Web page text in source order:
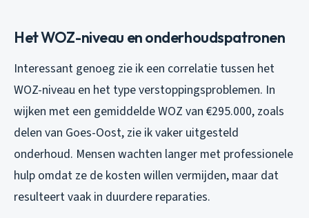
Het WOZ-niveau en onderhoudspatronen
Interessant genoeg zie ik een correlatie tussen het
WOZ-niveau en het type verstoppingsproblemen. In
wijken met een gemiddelde WOZ van €295.000, zoals
delen van Goes-Oost, zie ik vaker uitgesteld
onderhoud. Mensen wachten langer met professionele
hulp omdat ze de kosten willen vermijden, maar dat
resulteert vaak in duurdere reparaties.